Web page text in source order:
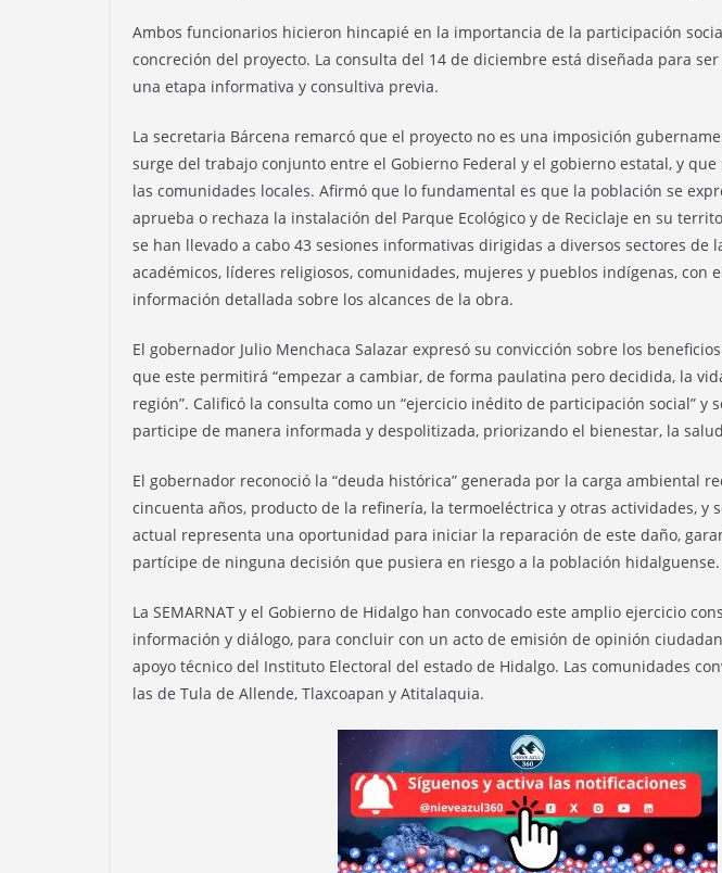
Ambos funcionarios hicieron hincapié en la importancia de la participación
concreción del proyecto. La consulta del 14 de diciembre está diseñada para
una etapa informativa y consultiva previa.
La secretaria Bárcena remarcó que el proyecto no es una imposición
surge del trabajo conjunto entre el Gobierno Federal y el gobierno estatal, y
las comunidades locales. Afirmó que lo fundamental es que la población se
aprueba o rechaza la instalación del Parque Ecológico y de Reciclaje en su
se han llevado a cabo 43 sesiones informativas dirigidas a diversos sectores de
académicos, líderes religiosos, comunidades, mujeres y pueblos indígenas, con
información detallada sobre los alcances de la obra.
El gobernador Julio Menchaca Salazar expresó su convicción sobre los
que este permitirá “empezar a cambiar, de forma paulatina pero decidida, la
región”. Calificó la consulta como un “ejercicio inédito de participación social” y
participe de manera informada y despolitizada, priorizando el bienestar, la
El gobernador reconoció la “deuda histórica” generada por la carga ambiental
cincuenta años, producto de la refinería, la termoeléctrica y otras actividades, y
actual representa una oportunidad para iniciar la reparación de este daño,
partícipe de ninguna decisión que pusiera en riesgo a la población hidalguense.
La SEMARNAT y el Gobierno de Hidalgo han convocado este amplio ejercicio
información y diálogo, para concluir con un acto de emisión de opinión
apoyo técnico del Instituto Electoral del estado de Hidalgo. Las comunidades
las de Tula de Allende, Tlaxcoapan y Atitalaquia.